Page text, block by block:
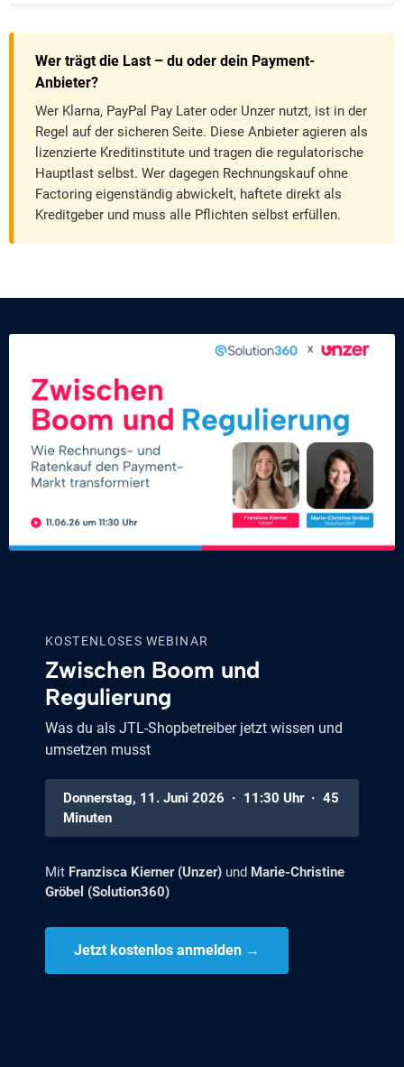
Wer trägt die Last – du oder dein Payment-
Anbieter?
Wer Klarna, PayPal Pay Later oder Unzer nutzt, ist in der
Regel auf der sicheren Seite. Diese Anbieter agieren als
lizenzierte Kreditinstitute und tragen die regulatorische
Hauptlast selbst. Wer dagegen Rechnungskauf ohne
Factoring eigenständig abwickelt, haftete direkt als
Kreditgeber und muss alle Pflichten selbst erfüllen.
KOSTENLOSES WEBINAR
Zwischen Boom und
Regulierung
Was du als JTL-Shopbetreiber jetzt wissen und
umsetzen musst
Donnerstag, 11. Juni 2026 · 11:30 Uhr · 45
Minuten
Mit Franzisca Kierner (Unzer) und Marie-Christine
Gröbel (Solution360)
Jetzt kostenlos anmelden →